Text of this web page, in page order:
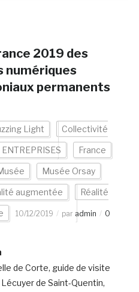
2019 des
numériques
permanents
Light Collectivité
ENTREPRISES France
Musée Orsay
augmentée Réalité
10/12/2019 par admin
0
de Corte, guide de visite
de Saint-Quentin,